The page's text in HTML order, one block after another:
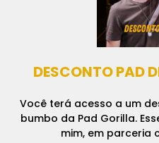
DESCONTO PAD
Você terá acesso a um
bumbo da Pad Gorilla.
mim, em parceria